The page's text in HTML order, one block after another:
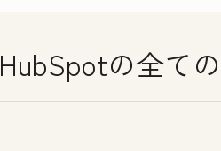
HubSpotの全て